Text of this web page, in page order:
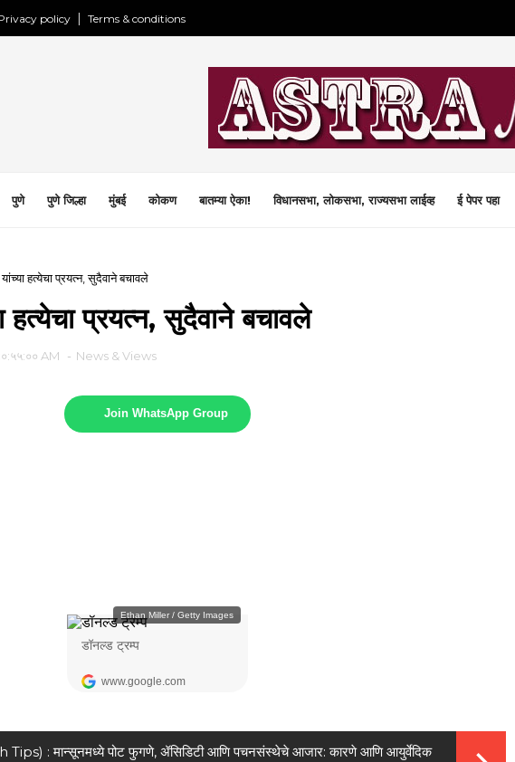
policy Terms & conditions
पुणे पुणे जिल्हा मुंबई कोकण बातम्या ऐका! विधानसभा, लोकसभा, राज्यसभा लाईव्ह ई पेपर पहा
हत्येचा प्रयत्न, सुदैवाने बचावले
हत्येचा प्रयत्न, सुदैवाने बचावले
AM - News & Views
Join WhatsApp Group
: मान्सूनमध्ये पोट फुगणे, ॲसिडिटी आणि पचनसंस्थेचे आजार: कारणे आणि आयुर्वेदिक